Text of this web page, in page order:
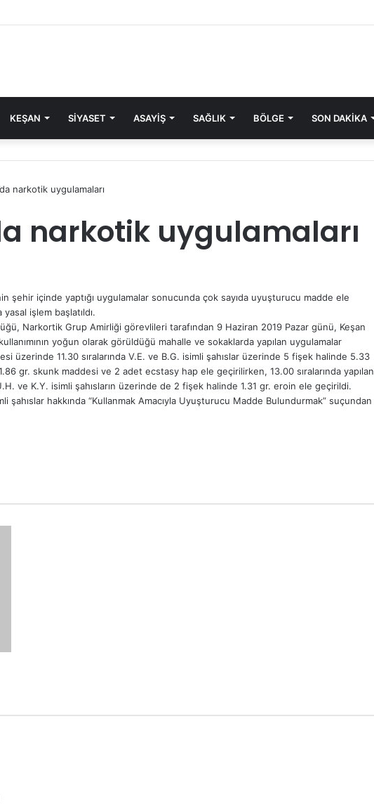
KEŞAN SIYASET ASAYIŞ SAĞLIK BÖLGE SON DAKIKA
narkotik uygulamaları
narkotik uygulamaları
şehir içinde yaptığı uygulamalar sonucunda çok sayıda uyuşturucu madde ele
işlem başlatıldı.
Narkortik Grup Amirliği görevlileri tarafından 9 Haziran 2019 Pazar günü, Keşan
yoğun olarak görüldüğü mahalle ve sokaklarda yapılan uygulamalar
üzerinde 11.30 sıralarında V.E. ve B.G. isimli şahıslar üzerinde 5 fişek halinde 5.33
gr. skunk maddesi ve 2 adet ecstasy hap ele geçirilirken, 13.00 sıralarında yapılan
ve K.Y. isimli şahısların üzerinde de 2 fişek halinde 1.31 gr. eroin ele geçirildi.
şahıslar hakkında “Kullanmak Amacıyla Uyuşturucu Madde Bulundurmak” suçundan